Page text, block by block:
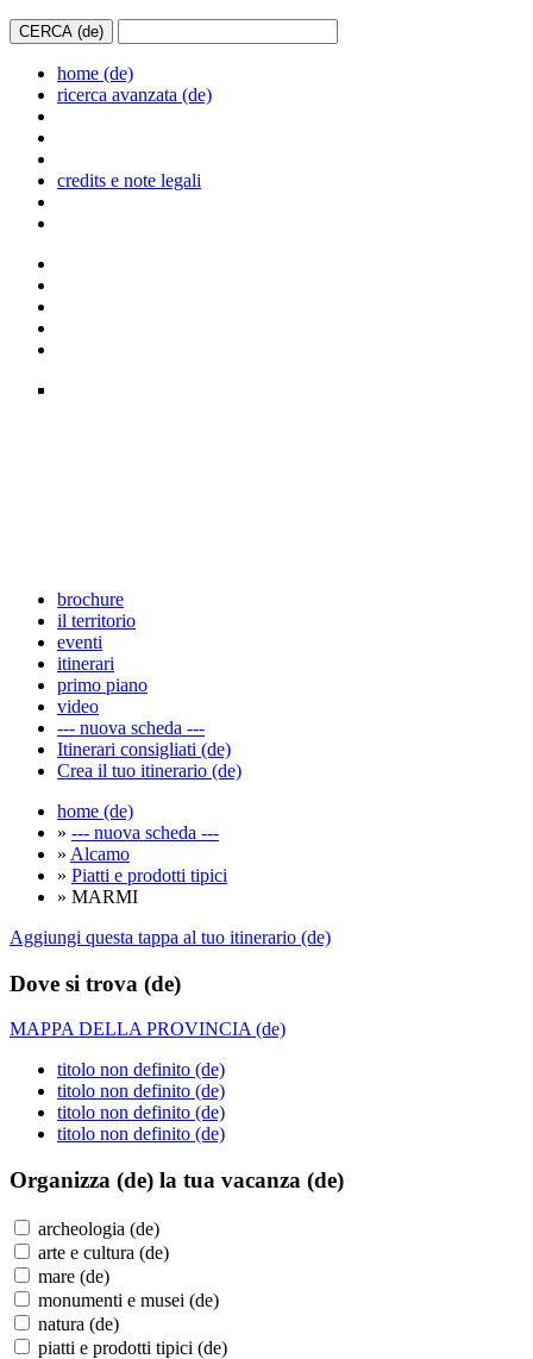
home (de)
ricerca avanzata (de)
credits e note legali
brochure
il territorio
eventi
itinerari
primo piano
video
--- nuova scheda ---
Itinerari consigliati (de)
Crea il tuo itinerario (de)
home (de)
» --- nuova scheda ---
» Alcamo
» Piatti e prodotti tipici
» MARMI
Aggiungi questa tappa al tuo itinerario (de)
Dove si trova (de)
MAPPA DELLA PROVINCIA (de)
titolo non definito (de)
titolo non definito (de)
titolo non definito (de)
titolo non definito (de)
Organizza (de) la tua vacanza (de)
archeologia (de)
arte e cultura (de)
mare (de)
monumenti e musei (de)
natura (de)
piatti e prodotti tipici (de)